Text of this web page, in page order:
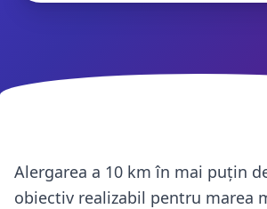
Alergarea a 10 km în mai puțin
obiectiv realizabil pentru marea